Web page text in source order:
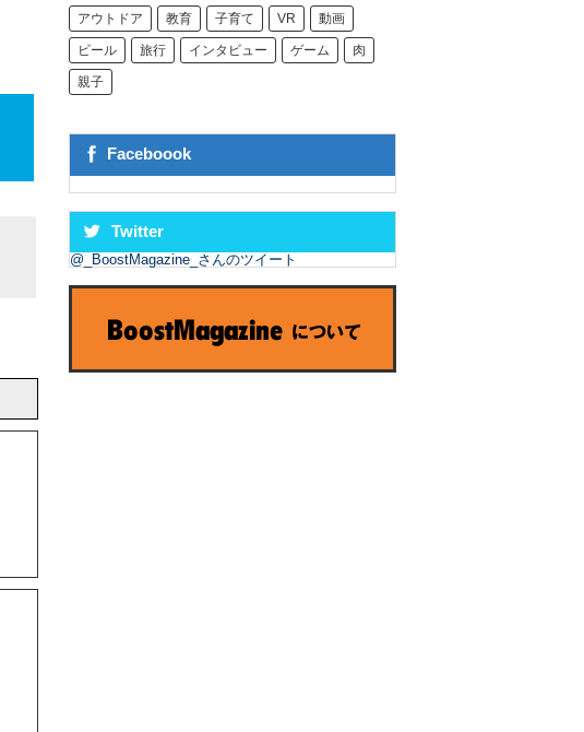
アウトドア 教育 子育て VR 動画
ビール 旅行 インタビュー ゲーム 肉
親子
Faceboook
Twitter
@_BoostMagazine_さんのツイート